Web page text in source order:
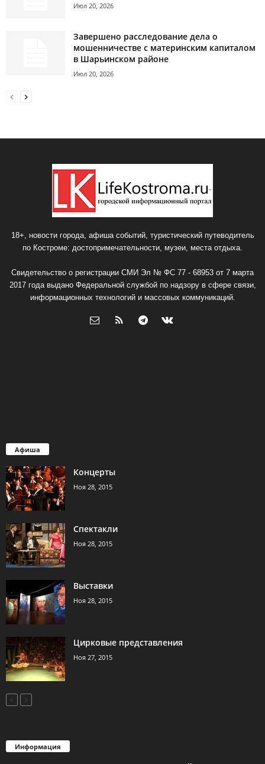
Июл 20, 2026
Завершено расследование дела о
мошенничестве с материнским капиталом
в Шарьинском районе
Июл 20, 2026
18+, новости города, афиша событий, туристический путеводитель
по Костроме: достопримечательности, музеи, места отдыха.
Свидетельство о регистрации СМИ Эл № ФС 77 - 68953 от 7 марта
2017 года выдано Федеральной службой по надзору в сфере связи,
информационных технологий и массовых коммуникаций.
Афиша
Концерты
Ноя 28, 2015
Спектакли
Ноя 28, 2015
Выставки
Ноя 28, 2015
Цирковые представления
Ноя 27, 2015
Информация